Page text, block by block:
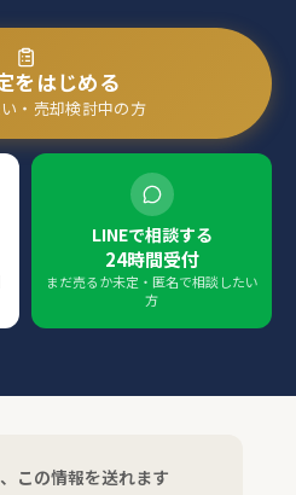
をはじめる
・売却検討中の方
LINEで相談する
24時間受付
まだ売るか未定・匿名で相談したい
方
この情報を送れます